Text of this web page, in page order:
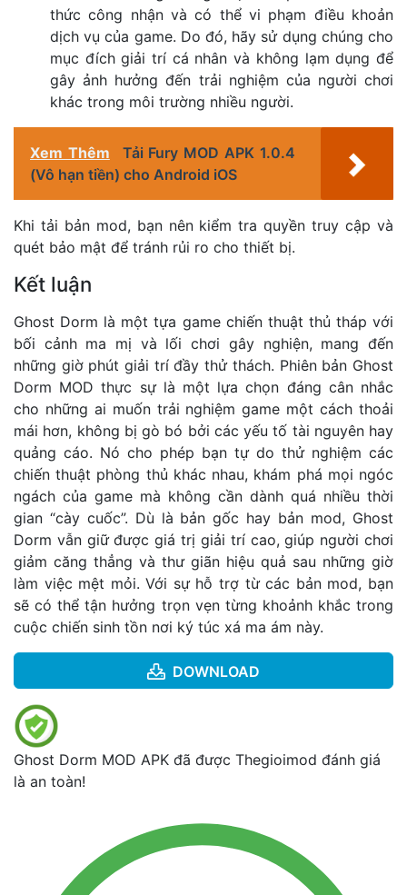
thức công nhận và có thể vi phạm điều khoản
dịch vụ của game. Do đó, hãy sử dụng chúng cho
mục đích giải trí cá nhân và không lạm dụng để
gây ảnh hưởng đến trải nghiệm của người chơi
khác trong môi trường nhiều người.
Xem Thêm
Tải Fury MOD APK 1.0.4
(Vô hạn tiền) cho Android iOS
Khi tải bản mod, bạn nên kiểm tra quyền truy cập và
quét bảo mật để tránh rủi ro cho thiết bị.
Kết luận
Ghost Dorm là một tựa game chiến thuật thủ tháp với
bối cảnh ma mị và lối chơi gây nghiện, mang đến
những giờ phút giải trí đầy thử thách. Phiên bản Ghost
Dorm MOD thực sự là một lựa chọn đáng cân nhắc
cho những ai muốn trải nghiệm game một cách thoải
mái hơn, không bị gò bó bởi các yếu tố tài nguyên hay
quảng cáo. Nó cho phép bạn tự do thử nghiệm các
chiến thuật phòng thủ khác nhau, khám phá mọi ngóc
ngách của game mà không cần dành quá nhiều thời
gian “cày cuốc”. Dù là bản gốc hay bản mod, Ghost
Dorm vẫn giữ được giá trị giải trí cao, giúp người chơi
giảm căng thẳng và thư giãn hiệu quả sau những giờ
làm việc mệt mỏi. Với sự hỗ trợ từ các bản mod, bạn
sẽ có thể tận hưởng trọn vẹn từng khoảnh khắc trong
cuộc chiến sinh tồn nơi ký túc xá ma ám này.
DOWNLOAD
Ghost Dorm MOD APK đã được Thegioimod đánh giá
là an toàn!